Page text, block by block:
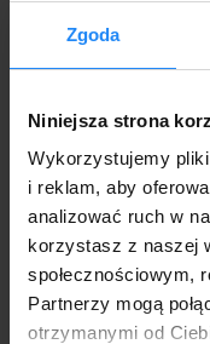
Zgoda
Niniejsza strona
Wykorzystujemy
i reklam, aby
analizować ruch w
korzystasz z naszej
społecznościowym,
Partnerzy mogą
otrzymanymi od
GARAŻE BLASZANE
Czy warto